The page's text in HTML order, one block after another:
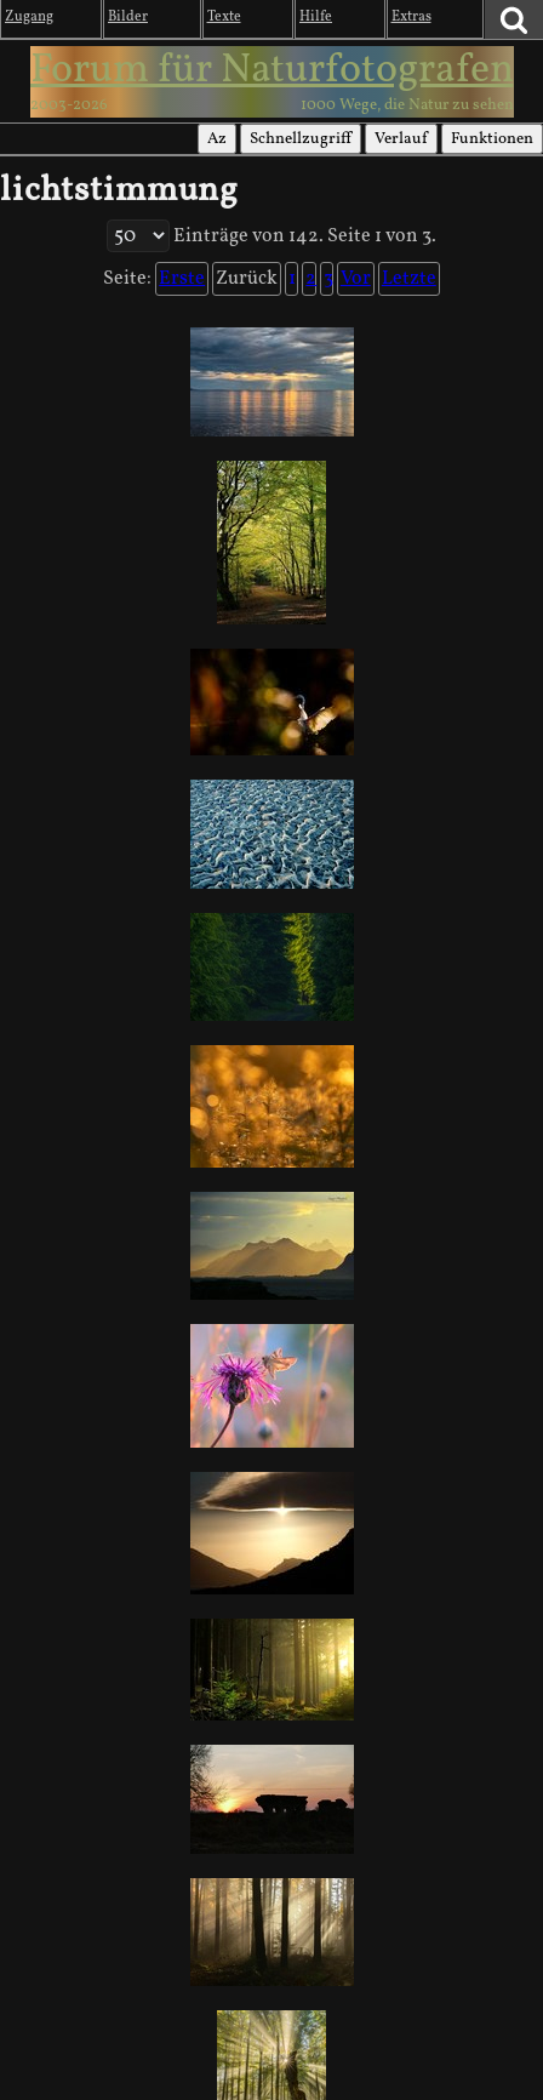
Zugang Bilder Texte Hilfe Extras
Forum für Naturfotografen
2003-2026 1000 Wege, die Natur zu sehen
Az Schnellzugriff Verlauf Funktionen
lichtstimmung
Einträge von 142. Seite 1 von 3.
Seite: Erste Zurück 1 2 3 Vor Letzte